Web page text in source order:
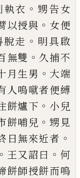
執衣 。 甥告女
以授與 。 女便
脫走 。 明具啟
無雙 。 久捕不
月生男 。 大端
人嗚噈者便縛
餅爐下 。 小 兒
餅哺兒 。甥見
日無來近者 。
。 王又詔曰 。 何
餅師授餅而嗚